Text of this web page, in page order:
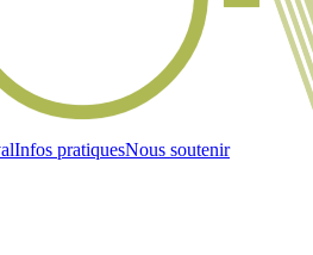
Infos pratiquesNous soutenir